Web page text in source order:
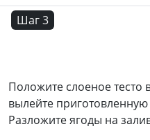
Шаг 3
Положите слоеное тесто
вылейте приготовленную
Разложите ягоды на